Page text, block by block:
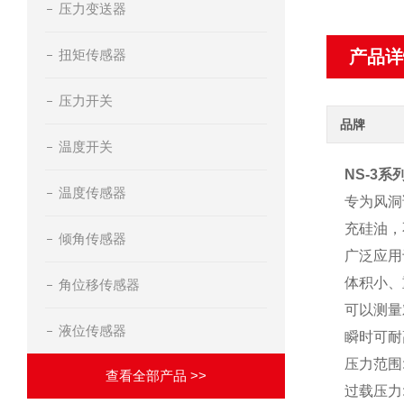
产品
品牌
NS-3系
专为风
充硅油
广泛应
体积小
可以测
瞬时可
压力范围
过载压力
压力变送器
扭矩传感器
压力开关
温度开关
温度传感器
倾角传感器
角位移传感器
液位传感器
查看全部产品 >>